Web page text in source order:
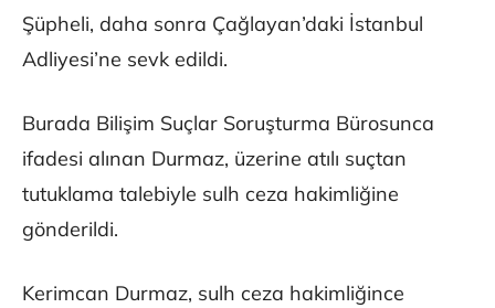
Şüpheli, daha sonra Çağlayan’daki İstanbul
Adliyesi’ne sevk edildi.
Burada Bilişim Suçlar Soruşturma Bürosunca
ifadesi alınan Durmaz, üzerine atılı suçtan
tutuklama talebiyle sulh ceza hakimliğine
gönderildi.
Kerimcan Durmaz, sulh ceza hakimliğince